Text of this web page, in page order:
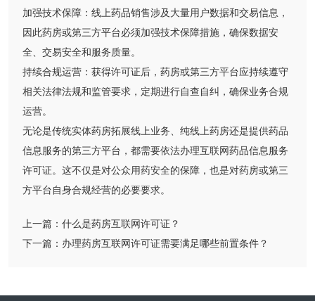
加强技术保障：线上药品销售涉及大量用户数据和交易信息，
因此药房或第三方平台必须加强技术保障措施，确保数据安
全、交易安全和服务质量。
持续合规运营：获得许可证后，药房或第三方平台应持续遵守
相关法律法规和监管要求，定期进行自查自纠，确保业务合规
运营。
无论是传统实体药房拓展线上业务、纯线上药房还是提供药品
信息服务的第三方平台，都需要依法办理互联网药品信息服务
许可证。这不仅是对公众用药安全的保障，也是对药房或第三
方平台自身合规经营的必要要求。
上一篇： 什么是药房互联网许可证？
下一篇： 办理药房互联网许可证需要满足哪些前置条件？